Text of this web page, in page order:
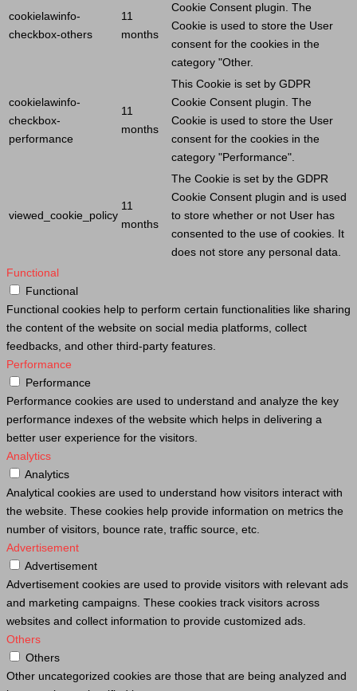
cookielawinfo-
checkbox-others
11
months
Cookie Consent plugin. The
Cookie is used to store the User
consent for the cookies in the
category "Other.
cookielawinfo-
checkbox-
performance
11
months
This Cookie is set by GDPR
Cookie Consent plugin. The
Cookie is used to store the User
consent for the cookies in the
category "Performance".
viewed_cookie_policy
11
months
The Cookie is set by the GDPR
Cookie Consent plugin and is used
to store whether or not User has
consented to the use of cookies. It
does not store any personal data.
Functional
Functional
Functional cookies help to perform certain functionalities like sharing
the content of the website on social media platforms, collect
feedbacks, and other third-party features.
Performance
Performance
Performance cookies are used to understand and analyze the key
performance indexes of the website which helps in delivering a
better user experience for the visitors.
Analytics
Analytics
Analytical cookies are used to understand how visitors interact with
the website. These cookies help provide information on metrics the
number of visitors, bounce rate, traffic source, etc.
Advertisement
Advertisement
Advertisement cookies are used to provide visitors with relevant ads
and marketing campaigns. These cookies track visitors across
websites and collect information to provide customized ads.
Others
Others
Other uncategorized cookies are those that are being analyzed and